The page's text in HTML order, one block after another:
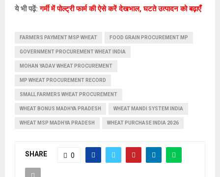
ये भी पढ़ें:गर्मी में पोल्ट्री फार्म की ऐसे करें देखभाल, घटते उत्पादन को बढ़ाएँ
FARMERS PAYMENT MSP WHEAT FOOD GRAIN PROCUREMENT MP
GOVERNMENT PROCUREMENT WHEAT INDIA
MOHAN YADAV WHEAT PROCUREMENT
MP WHEAT PROCUREMENT RECORD
SMALL FARMERS WHEAT PROCUREMENT
WHEAT BONUS MADHYA PRADESH WHEAT MANDI SYSTEM INDIA
WHEAT MSP MADHYA PRADESH WHEAT PURCHASE INDIA 2026
SHARE 0